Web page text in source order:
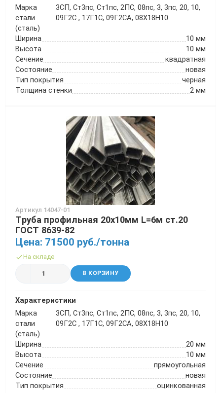
Марка
стали
(сталь)
3СП, Ст3пс, Ст1пс, 2ПС, 08пс, 3, 3пс, 20, 10,
09Г2С , 17Г1С, 09Г2СА, 08Х18Н10
Ширина
10 мм
Высота
10 мм
Сечение
квадратная
Состояние
новая
Тип покрытия
черная
Толщина стенки
2 мм
Артикул 14047-01
Труба профильная 20х10мм L=6м ст.20
ГОСТ 8639-82
Цена: 71500 руб./тонна
На складе
В КОРЗИНУ
Характеристики
Марка
стали
(сталь)
3СП, Ст3пс, Ст1пс, 2ПС, 08пс, 3, 3пс, 20, 10,
09Г2С , 17Г1С, 09Г2СА, 08Х18Н10
Ширина
20 мм
Высота
10 мм
Сечение
прямоугольная
Состояние
новая
Тип покрытия
оцинкованная